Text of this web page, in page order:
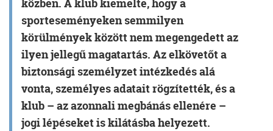
közben. A klub kiemelte, hogy a
sporteseményeken semmilyen
körülmények között nem megengedett az
ilyen jellegű magatartás. Az elkövetőt a
biztonsági személyzet intézkedés alá
vonta, személyes adatait rögzítették, és a
klub – az azonnali megbánás ellenére –
jogi lépéseket is kilátásba helyezett.